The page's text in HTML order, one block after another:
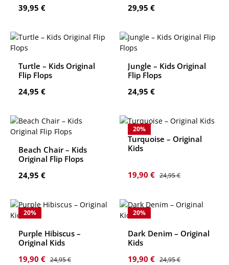
Regulärer Preis:
39,95 €
Regulärer Preis:
29,95 €
Turtle – Kids Original
Flip Flops
Regulärer Preis:
24,95 €
Jungle – Kids Original
Flip Flops
Regulärer Preis:
24,95 €
Beach Chair – Kids
Original Flip Flops
Regulärer Preis:
24,95 €
20%
Turquoise – Original
Kids
Verkaufspreis:
19,90 € Regulärer Preis:
24,95 €
20%
Purple Hibiscus –
Original Kids
Verkaufspreis:
19,90 € Regulärer Preis:
24,95 €
20%
Dark Denim – Original
Kids
Verkaufspreis:
19,90 € Regulärer Preis:
24,95 €